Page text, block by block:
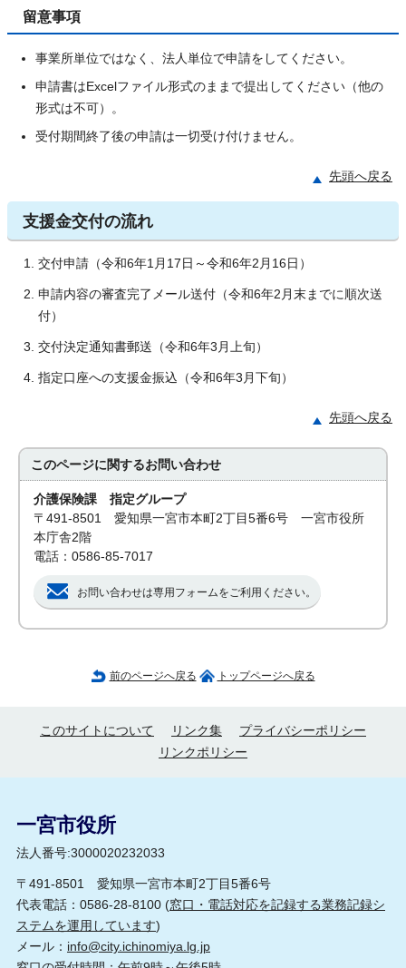
留意事項
事業所単位ではなく、法人単位で申請をしてください。
申請書はExcelファイル形式のままで提出してください（他の
形式は不可）。
受付期間終了後の申請は一切受け付けません。
先頭へ戻る
支援金交付の流れ
交付申請（令和6年1月17日～令和6年2月16日）
申請内容の審査完了メール送付（令和6年2月末までに順次送
付）
交付決定通知書郵送（令和6年3月上旬）
指定口座への支援金振込（令和6年3月下旬）
先頭へ戻る
このページに関するお問い合わせ
介護保険課 指定グループ
〒491-8501 愛知県一宮市本町2丁目5番6号 一宮市役所
本庁舎2階
電話：0586-85-7017
お問い合わせは専用フォームをご利用ください。
前のページへ戻る トップページへ戻る
このサイトについて リンク集
プライバシーポリシー
リンクポリシー
一宮市役所
法人番号:3000020232033
〒491-8501 愛知県一宮市本町2丁目5番6号
代表電話：0586-28-8100 (窓口・電話対応を記録する業務記録シ
ステムを運用しています)
メール： info@city.ichinomiya.lg.jp